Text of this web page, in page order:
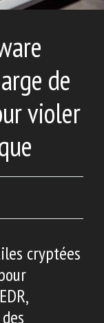
de
violer
cryptées